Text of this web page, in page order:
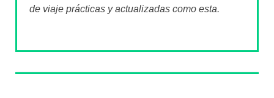
de viaje prácticas y actualizadas como esta.